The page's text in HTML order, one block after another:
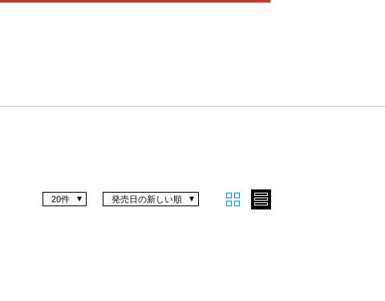
発売日の新しい順
20件